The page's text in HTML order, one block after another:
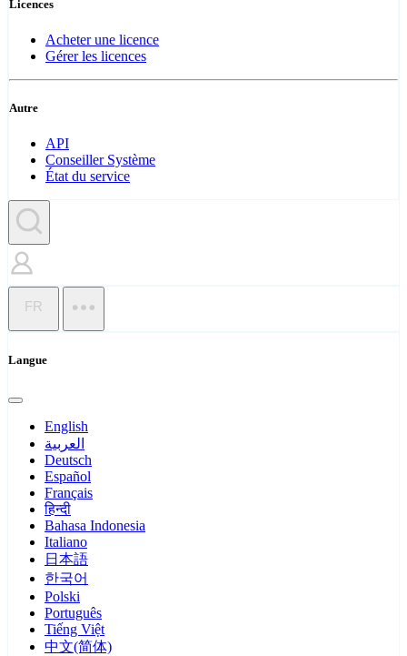
Licences
Acheter une licence
Gérer les licences
Autre
API
Conseiller Système
État du service
FR
Langue
English
العربية
Deutsch
Español
Français
हिन्दी
Bahasa Indonesia
Italiano
日本語
한국어
Polski
Português
Tiếng Việt
中文(简体)